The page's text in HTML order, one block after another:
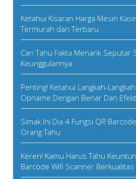
Ketahui Kisaran Harga Mesin
Termurah dan Terbaru
Cari Tahu Fakta Menarik Seputar
Keunggulannya
Penting! Ketahui Langkah-
Opname Dengan Benar Dan
Simak Ini Dia 4 Fungsi QR
Orang Tahu
Keren! Kamu Harus Tahu
Barcode Wifi Scanner Berkualitas